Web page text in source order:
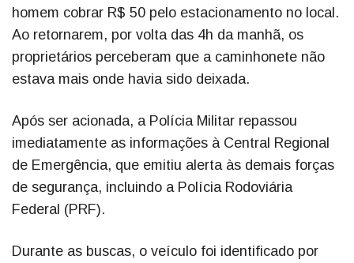
homem cobrar R$ 50 pelo estacionamento no local.
Ao retornarem, por volta das 4h da manhã, os
proprietários perceberam que a caminhonete não
estava mais onde havia sido deixada.
Após ser acionada, a Polícia Militar repassou
imediatamente as informações à Central Regional
de Emergência, que emitiu alerta às demais forças
de segurança, incluindo a Polícia Rodoviária
Federal (PRF).
Durante as buscas, o veículo foi identificado por